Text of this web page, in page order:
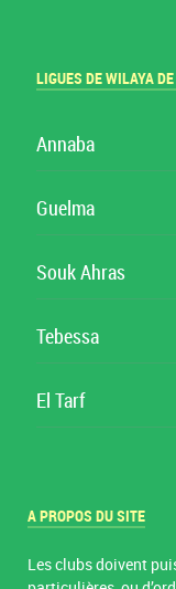
LIGUES DE WILAYA
Annaba
Guelma
Souk Ahras
Tebessa
El Tarf
A PROPOS DU SITE
Les clubs doivent